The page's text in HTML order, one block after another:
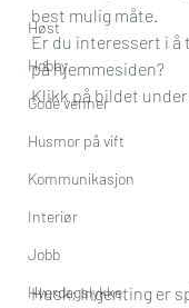
Høst
Hobby
Gode venner
Husmor på vift
Kommunikasjon
Interiør
Jobb
Hverdagslykke
best mulig måte.
Er du interessert i
på hjemmesiden?
Klikk på bildet
Husk; Ingenting er